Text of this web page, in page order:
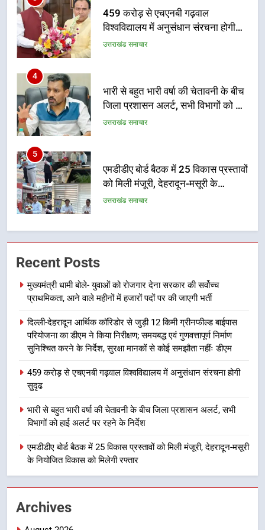
नहींः डीएम
459 करोड़ से एचएनबी गढ़वाल
विश्वविद्यालय में अनुसंधान संरचना होगी
सुदृढ
उत्तराखंड समाचार
4
भारी से बहुत भारी वर्षा की चेतावनी के बीच
जिला प्रशासन अलर्ट, सभी विभागों को हाई
अलर्ट पर रहने के निर्देश
उत्तराखंड समाचार
5
एमडीडीए बोर्ड बैठक में 25 विकास प्रस्तावों
को मिली मंजूरी, देहरादून-मसूरी के
नियोजित विकास को मिलेगी रफ्तार
उत्तराखंड समाचार
6
उत्तराखंड समाचार
बैरागीवाला हत्याकांड के फरार चल रहे
अभियुक्त को दून पुलिस ने हरिद्वार से किया
गिरफ्तार
उत्तराखंड समाचार
8
भारी बारिश का अलर्ट! 6 अगस्त को
देहरादून में स्कूल बंद
Recent Posts
मुख्यमंत्री धामी बोले- युवाओं को रोजगार देना सरकार की सर्वोच्च
प्राथमिकता, आने वाले महीनों में हजारों पदों पर की जाएगी भर्ती
दिल्ली-देहरादून आर्थिक कॉरिडोर से जुड़ी 12 किमी ग्रीनफील्ड बाईपास
परियोजना का डीएम ने किया निरीक्षण; समयबद्ध एवं गुणवत्तापूर्ण निर्माण
सुनिश्चित करने के निर्देश, सुरक्षा मानकों से कोई समझौता नहींः डीएम
459 करोड़ से एचएनबी गढ़वाल विश्वविद्यालय में अनुसंधान संरचना होगी
सुदृढ
भारी से बहुत भारी वर्षा की चेतावनी के बीच जिला प्रशासन अलर्ट, सभी
विभागों को हाई अलर्ट पर रहने के निर्देश
एमडीडीए बोर्ड बैठक में 25 विकास प्रस्तावों को मिली मंजूरी, देहरादून-मसूरी
के नियोजित विकास को मिलेगी रफ्तार
Archives